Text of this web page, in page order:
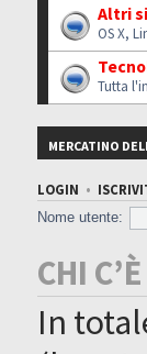
Altri
OS X,
Tutta
MERCATINO
LOGIN •
Nome utente:
CHI
In